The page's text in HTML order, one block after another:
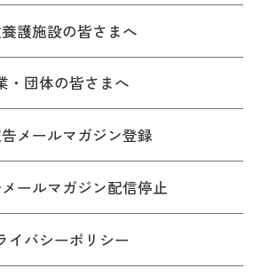
護施設の皆さまへ
・団体の皆さまへ
メールマガジン登録
ールマガジン配信停止
イバシーポリシー